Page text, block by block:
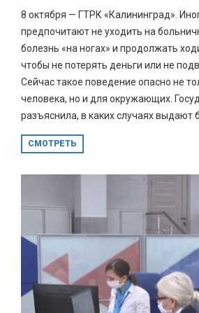
8 октября — ГТРК «Калининград».
предпочитают не уходить на
болезнь «на ногах» и продолжать
чтобы не потерять деньги или не
Сейчас такое поведение опасно не
человека, но и для окружающих.
разъяснила, в каких случаях выдают
СМОТРЕТЬ